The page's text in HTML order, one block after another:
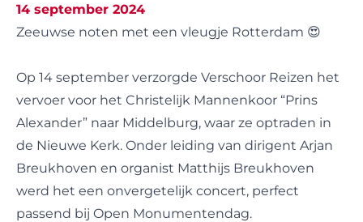
14 september 2024
Zeeuwse noten met een vleugje Rotterdam 😍
Op 14 september verzorgde Verschoor Reizen het
vervoer voor het Christelijk Mannenkoor “Prins
Alexander” naar Middelburg, waar ze optraden in
de Nieuwe Kerk. Onder leiding van dirigent Arjan
Breukhoven en organist Matthijs Breukhoven
werd het een onvergetelijk concert, perfect
passend bij Open Monumentendag.